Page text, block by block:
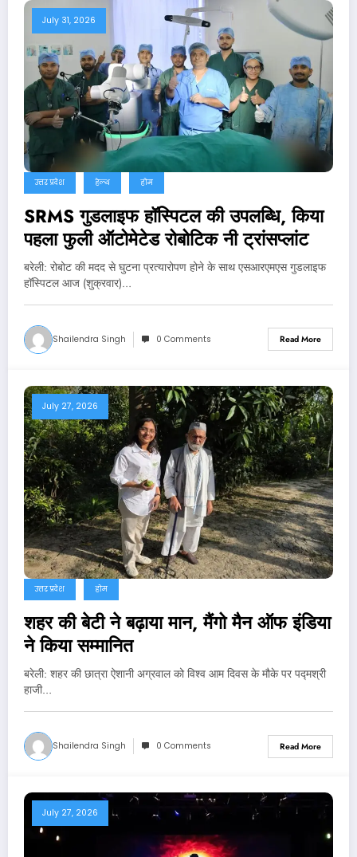
July 31, 2026
उत्तर प्रदेश हेल्थ होम
SRMS गुडलाइफ हॉस्पिटल की उपलब्धि, किया
पहला फुली ऑटोमेटेड रोबोटिक नी ट्रांसप्लांट
बरेली: रोबोट की मदद से घुटना प्रत्यारोपण होने के साथ एसआरएमएस गुडलाइफ
हॉस्पिटल आज (शुक्रवार)…
Shailendra Singh 0 Comments Read More
July 27, 2026
उत्तर प्रदेश होम
शहर की बेटी ने बढ़ाया मान, मैंगो मैन ऑफ इंडिया
ने किया सम्मानित
बरेली: शहर की छात्रा ऐशानी अग्रवाल को विश्व आम दिवस के मौके पर पद्मश्री
हाजी…
Shailendra Singh 0 Comments Read More
July 27, 2026